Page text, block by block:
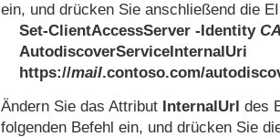
ein, und drücken Sie anschließend die
Set-ClientAccessServer -Identity
AutodiscoverServiceInternalUri
https://mail.contoso.com/
Ändern Sie das Attribut InternalUrl des
folgenden Befehl ein, und drücken Sie